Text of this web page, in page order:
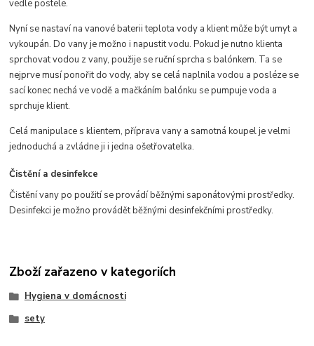
vedle postele.
Nyní se nastaví na vanové baterii teplota vody a klient může být umyt a
vykoupán. Do vany je možno i napustit vodu. Pokud je nutno klienta
sprchovat vodou z vany, použije se ruční sprcha s balónkem. Ta se
nejprve musí ponořit do vody, aby se celá naplnila vodou a posléze se
sací konec nechá ve vodě a mačkáním balónku se pumpuje voda a
sprchuje klient.
Celá manipulace s klientem, příprava vany a samotná koupel je velmi
jednoduchá a zvládne ji i jedna ošetřovatelka.
Čistění a desinfekce
Čistění vany po použití se provádí běžnými saponátovými prostředky.
Desinfekci je možno provádět běžnými desinfekčními prostředky.
Zboží zařazeno v kategoriích
Hygiena v domácnosti
sety